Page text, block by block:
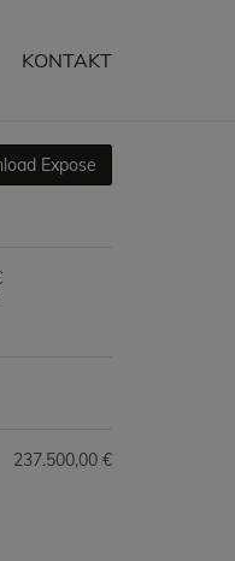
KONTAKT
Expose
237.500,00 €